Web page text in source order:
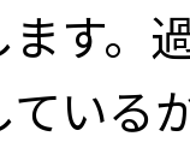
ます。
いる